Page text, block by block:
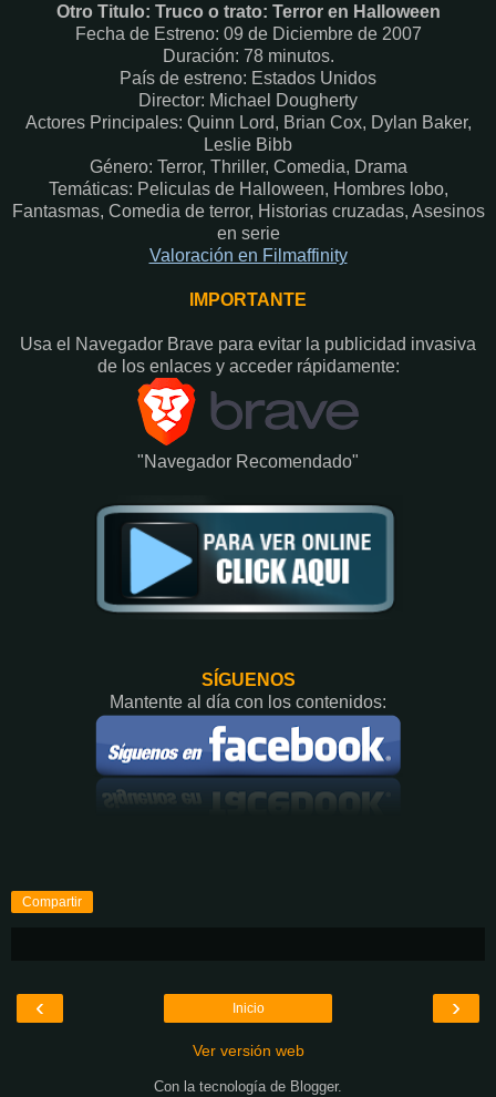
Otro Titulo: Truco o trato: Terror en Halloween
Fecha de Estreno: 09 de Diciembre de 2007
Duración: 78 minutos.
País de estreno: Estados Unidos
Director: Michael Dougherty
Actores Principales: Quinn Lord, Brian Cox, Dylan Baker,
Leslie Bibb
Género: Terror, Thriller, Comedia, Drama
Temáticas: Peliculas de Halloween, Hombres lobo,
Fantasmas, Comedia de terror, Historias cruzadas, Asesinos
en serie
Valoración en Fi lmaffinity
IMPORTANTE
Usa el Navegador Brave para evitar la publicidad invasiva
de los enlaces y acceder rápidamente:​
"Navegador Recomendado"
SÍGUENOS
Mantente al día con los contenidos:
Compartir
‹ ›
Inicio
Ver versión web
Con la tecnología de Blogger.